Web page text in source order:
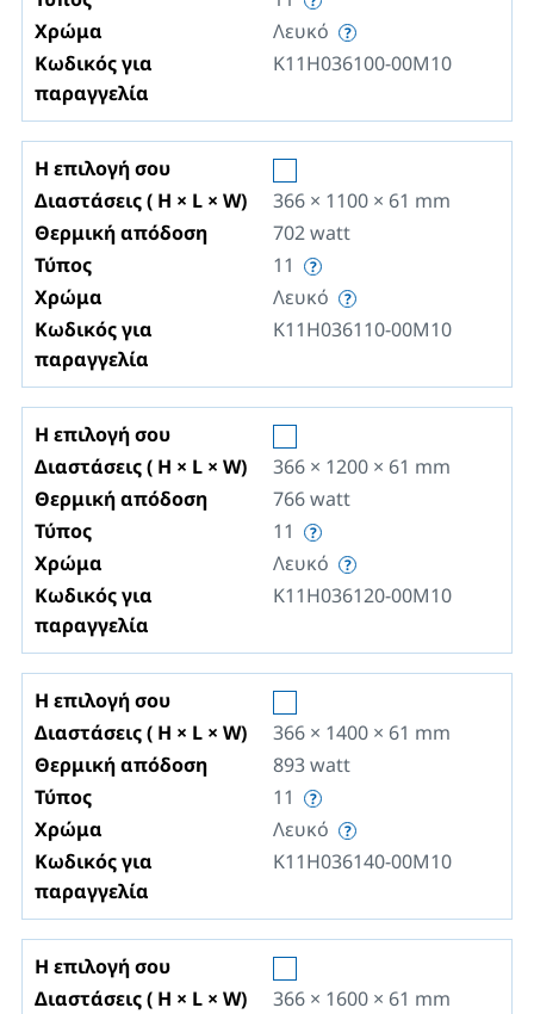
Χρώμα
Λευκό
Κωδικός για
παραγγελία
K11H036100-00M10
Η επιλογή σου
Διαστάσεις ( H × L × W)
366 × 1100 × 61 mm
Θερμική απόδοση
702watt
Τύπος
11
Χρώμα
Λευκό
Κωδικός για
παραγγελία
K11H036110-00M10
Η επιλογή σου
Διαστάσεις ( H × L × W)
366 × 1200 × 61 mm
Θερμική απόδοση
766watt
Τύπος
11
Χρώμα
Λευκό
Κωδικός για
παραγγελία
K11H036120-00M10
Η επιλογή σου
Διαστάσεις ( H × L × W)
366 × 1400 × 61 mm
Θερμική απόδοση
893watt
Τύπος
11
Χρώμα
Λευκό
Κωδικός για
παραγγελία
K11H036140-00M10
Η επιλογή σου
Διαστάσεις ( H × L × W)
366 × 1600 × 61 mm